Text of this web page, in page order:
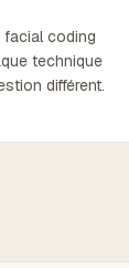
facial coding
technique
différent.